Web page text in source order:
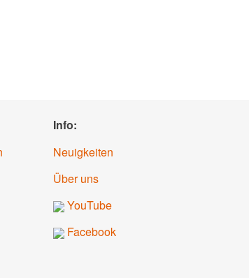
Info:
Neuigkeiten
Über uns
YouTube
Facebook